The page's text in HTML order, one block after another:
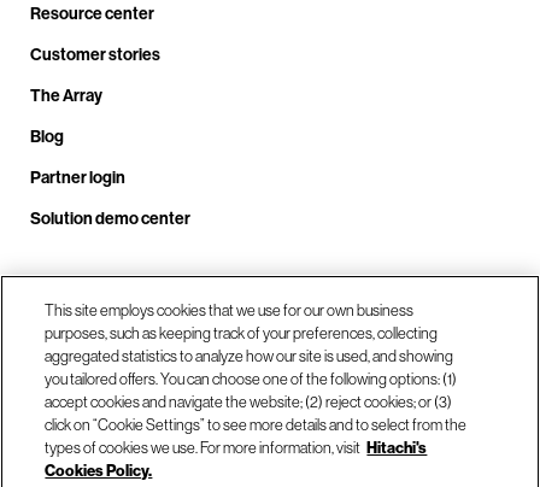
Resource center
Customer stories
The Array
Blog
Partner login
Solution demo center
Call us at +1.678.403.3035
Our locations
This site employs cookies that we use for our own business
purposes, such as keeping track of your preferences, collecting
aggregated statistics to analyze how our site is used, and showing
you tailored offers. You can choose one of the following options: (1)
accept cookies and navigate the website; (2) reject cookies; or (3)
click on “Cookie Settings” to see more details and to select from the
types of cookies we use. For more information, visit Hitachi's
Cookies Policy.